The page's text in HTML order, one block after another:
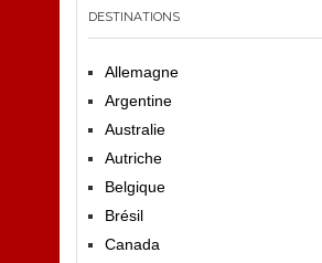
DESTINATIONS
Allemagne
Argentine
Australie
Autriche
Belgique
Brésil
Canada